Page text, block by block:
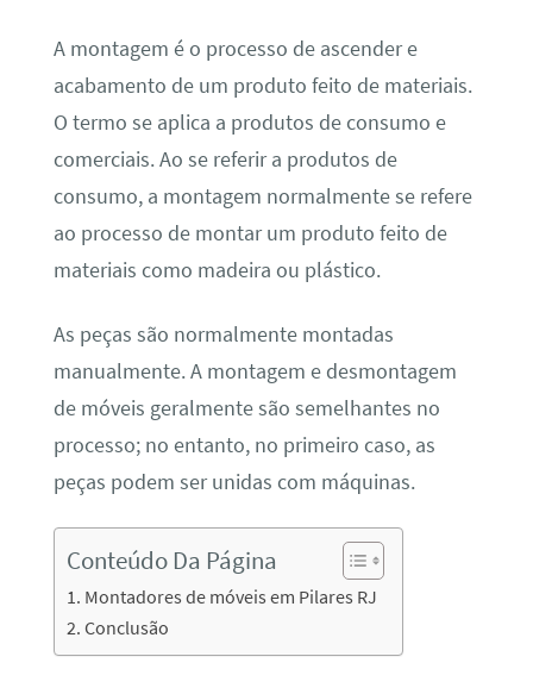
A montagem é o processo de ascender e
acabamento de um produto feito de materiais.
O termo se aplica a produtos de consumo e
comerciais. Ao se referir a produtos de
consumo, a montagem normalmente se refere
ao processo de montar um produto feito de
materiais como madeira ou plástico.
As peças são normalmente montadas
manualmente. A montagem e desmontagem
de móveis geralmente são semelhantes no
processo; no entanto, no primeiro caso, as
peças podem ser unidas com máquinas.
Conteúdo Da Página
Montadores de móveis em Pilares RJ
Conclusão